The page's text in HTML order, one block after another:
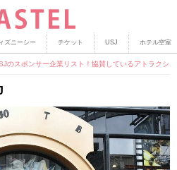
ズニーシー チケット USJ ホテル空室
のスポンサー企業リスト！協賛しているアトラクシ